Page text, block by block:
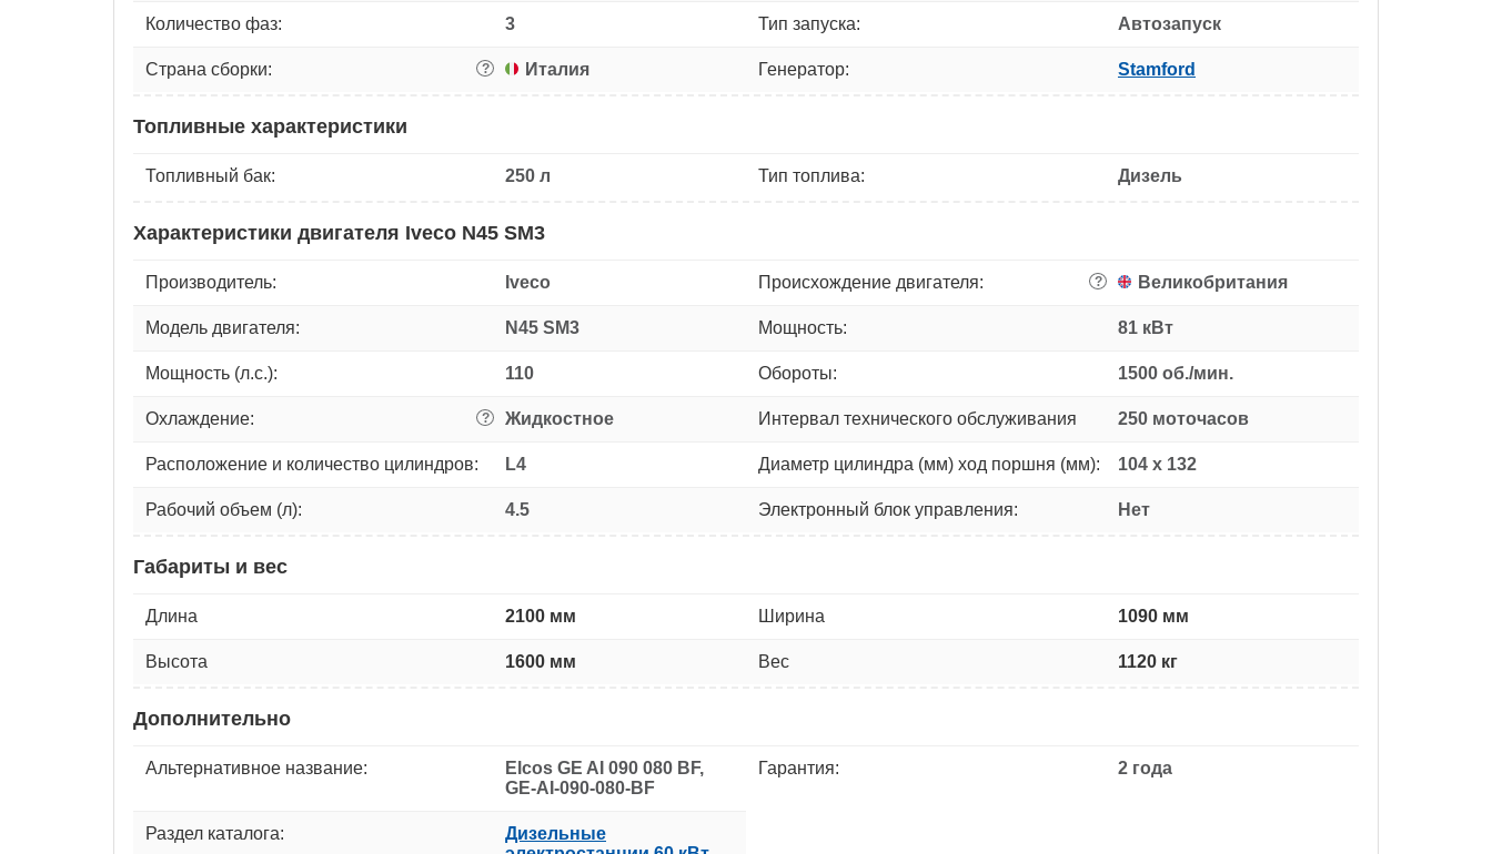
Количество фаз: 3 Тип запуска: Автозапуск
Страна сборки: ? Италия Генератор: Stamford
Топливные характеристики
Топливный бак: 250 л Тип топлива: Дизель
Характеристики двигателя Iveco N45 SM3
Производитель: Iveco Происхождение двигателя: ? Великобритания
Модель двигателя: N45 SM3 Мощность: 81 кВт
Мощность (л.с.): 110 Обороты: 1500 об./мин.
Охлаждение: ? Жидкостное Интервал технического обслуживания 250 моточасов
Расположение и количество цилиндров: L4 Диаметр цилиндра (мм) ход поршня (мм): 104 x 132
Рабочий объем (л): 4.5 Электронный блок управления: Нет
Габариты и вес
Длина 2100 мм Ширина 1090 мм
Высота 1600 мм Вес 1120 кг
Дополнительно
Альтернативное название:
Elcos GE AI 090 080 BF,
GE-AI-090-080-BF
Гарантия: 2 года
Раздел каталога:
Дизельные